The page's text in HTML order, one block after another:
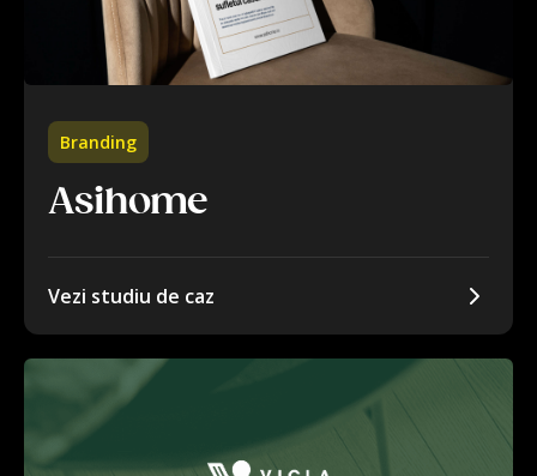
Branding
Asihome
Vezi studiu de caz